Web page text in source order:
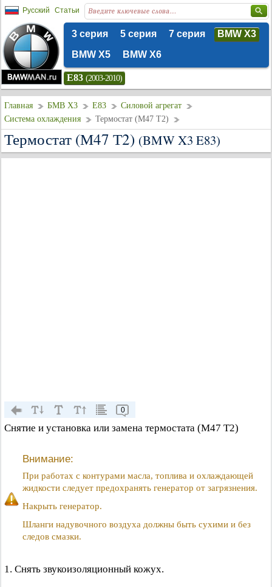
Русский Статьи
3 серия 5 серия 7 серия
BMW X3
BMW X5
BMW X6
E83 (2003-2010)
Главная БМВ Х3 E83
Силовой агрегат
Система охлаждения
Термостат (М47 Т2)
Термостат (М47 Т2) (BMW X3 E83)
0
Снятие и установка или замена термостата (М47 Т2)
Внимание:
При работах с контурами масла, топлива и охлаждающей
жидкости следует предохранять генератор от загрязнения.
Накрыть генератор.
Шланги надувочного воздуха должны быть сухими и без
следов смазки.
1. Снять звукоизоляционный кожух.